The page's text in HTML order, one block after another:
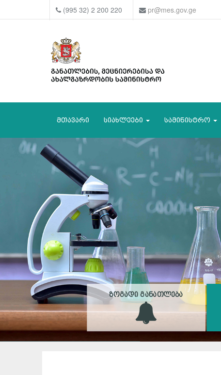
(995 32) 2 200 220 pr@mes.gov.ge
მთავარი სიახლეები სამინისტრო
ᲖᲝᲒᲐᲓᲘ ᲒᲐᲜᲐᲗᲚᲔᲑᲐ